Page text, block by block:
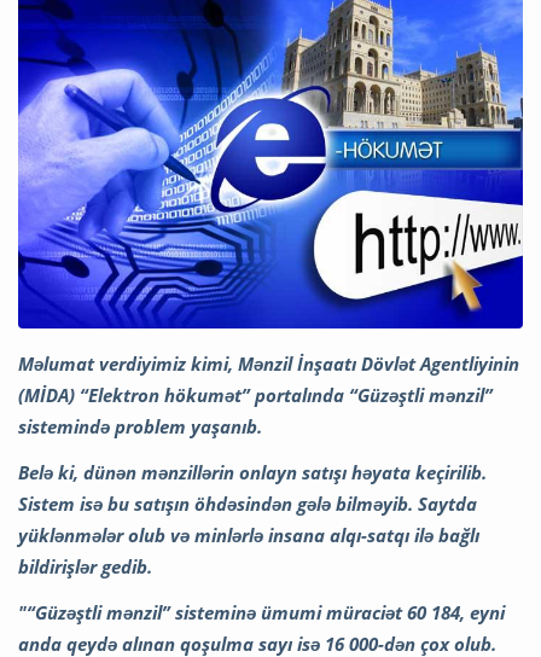
Məlumat verdiyimiz kimi, Mənzil İnşaatı Dövlət Agentliyinin
(MİDA) “Elektron hökumət” portalında “Güzəştli mənzil”
sistemində problem yaşanıb.
Belə ki, dünən mənzillərin onlayn satışı həyata keçirilib.
Sistem isə bu satışın öhdəsindən gələ bilməyib. Saytda
yüklənmələr olub və minlərlə insana alqı-satqı ilə bağlı
bildirişlər gedib.
"“Güzəştli mənzil” sisteminə ümumi müraciət 60 184, eyni
anda qeydə alınan qoşulma sayı isə 16 000-dən çox olub.